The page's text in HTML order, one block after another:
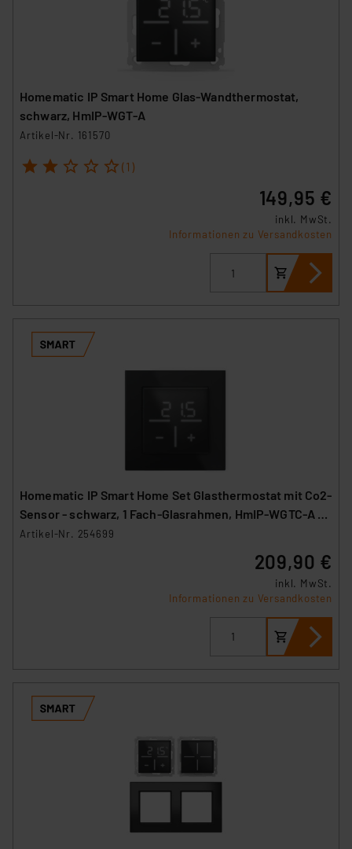
Homematic IP Smart Home Glas-Wandthermostat,
schwarz, HmIP-WGT-A
Artikel-Nr. 161570
1 2 3 4 5 (1)
149,95 €
inkl. MwSt.
Informationen zu Versandkosten
Homematic IP Smart Home Set Glasthermostat mit Co2-
Sensor - schwarz, 1 Fach-Glasrahmen, HmIP-WGTC-A +
HmIP-GF1-A
Artikel-Nr. 254699
209,90 €
inkl. MwSt.
Informationen zu Versandkosten